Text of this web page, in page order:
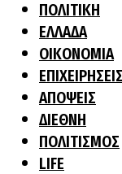
ΠΟΛΙΤΙΚΗ
ΕΛΛΑΔΑ
ΟΙΚΟΝΟΜΙΑ
ΕΠΙΧΕΙΡΗΣΕΙΣ
ΑΠΟΨΕΙΣ
ΔΙΕΘΝΗ
ΠΟΛΙΤΙΣΜΟΣ
LIFE